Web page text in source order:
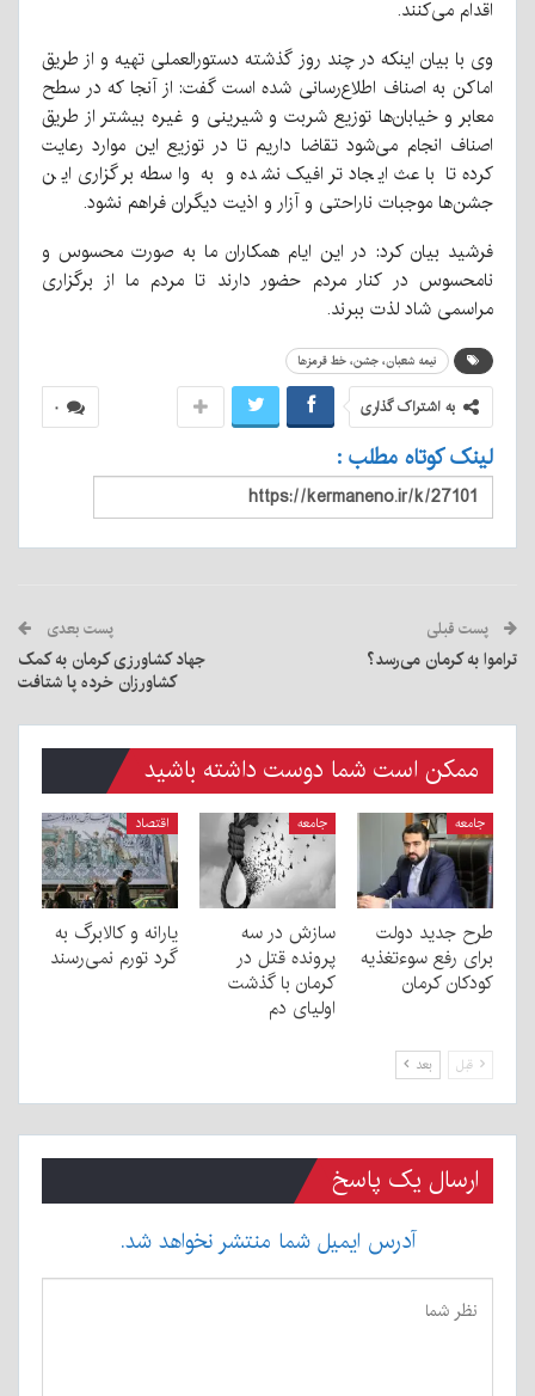
اقدام می‌کنند.
وی با بیان اینکه در چند روز گذشته دستورالعملی تهیه و از طریق
اماکن به اصناف اطلاع‌رسانی شده است گفت: از آنجا که در سطح
معابر و خیابان‌ها توزیع شربت و شیرینی و غیره بیشتر از طریق
اصناف انجام می‌شود تقاضا داریم تا در توزیع این موارد رعایت
کرده تا باعث ایجاد ترافیک نشده و به واسطه برگزاری این
جشن‌ها موجبات ناراحتی و آزار و اذیت دیگران فراهم نشود.
فرشید بیان کرد: در این ایام همکاران ما به صورت محسوس و
نامحسوس در کنار مردم حضور دارند تا مردم ما از برگزاری
مراسمی شاد لذت ببرند.
نیمه شعبان، جشن، خط قرمزها
۰ به اشتراک گذاری
لینک کوتاه مطلب :
پست قبلی
تراموا به کرمان می‌رسد؟
پست بعدی
جهاد کشاورزی کرمان به کمک
کشاورزان خرده پا شتافت
ممکن است شما دوست داشته باشید
جامعه
طرح جدید دولت
برای رفع سوءتغذیه
کودکان کرمان
جامعه
سازش در سه
پرونده قتل در
کرمان با گذشت
اولیای دم
اقتصاد
یارانه و کالابرگ به
گرد تورم نمی‌رسند
قبل بعد
ارسال یک پاسخ
آدرس ایمیل شما منتشر نخواهد شد.